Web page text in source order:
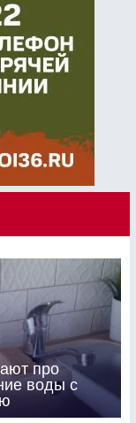
про
воды с